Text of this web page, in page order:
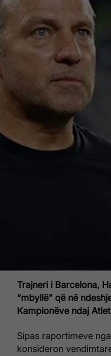
Trajneri i Barcelona,
“mbyllë” që në
Kampionëve ndaj
Sipas raportimeve
konsideron